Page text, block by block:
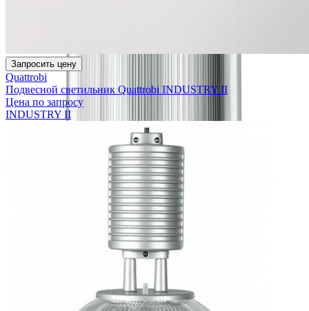
Запросить цену
Quattrobi
Подвесной светильник Quattrobi INDUSTRY II
Цена по запросу
INDUSTRY II